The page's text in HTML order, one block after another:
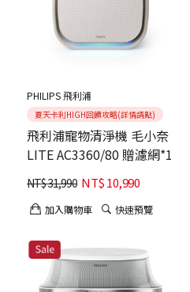
PHILIPS 飛利浦
夏天卡利HIGH回饋攻略(詳情請點)
飛利浦寵物清淨機 毛小奈
LITE AC3360/80 贈濾網*1
NT$31,990 NT$10,990
加入購物車 快速預覽